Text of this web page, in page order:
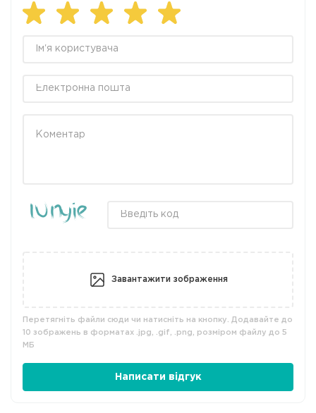
Завантажити зображення
Перетягніть файли сюди чи натисніть на кнопку. Додавайте до
10 зображень в форматах .jpg, .gif, .png, розміром файлу до 5
МБ
Написати відгук